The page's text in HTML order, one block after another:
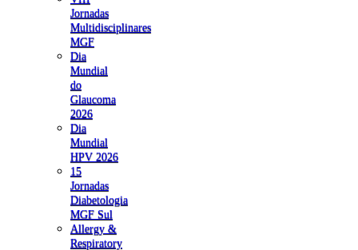
Jornadas
Multidisciplinares
MGF
Dia
Mundial
do
Glaucoma
2026
Dia
Mundial
HPV 2026
15
Jornadas
Diabetologia
MGF Sul
Allergy &
Respiratory